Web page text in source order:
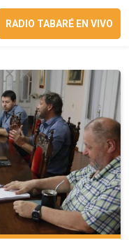
RADIO TABARÉ EN VIVO